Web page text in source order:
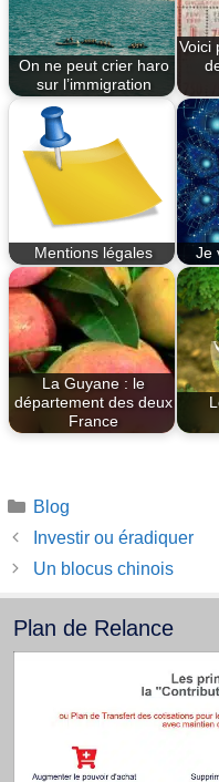
On ne peut crier haro
sur l’immigration
Voici
Mentions légales Je
La Guyane : le
département des deux
France
Catégories
Blog
Investir ou éradiquer
Un blocus chinois
Plan de Relance